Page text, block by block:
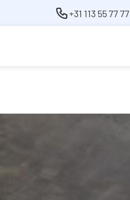
+31 113 55 77 77